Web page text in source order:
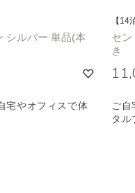
シルバー 単品(本
宅やオフィスで体
【14
セン
き
ご自
タル